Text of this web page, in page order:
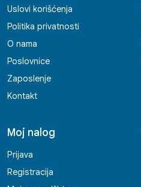
Uslovi korišćenja
Politika privatnosti
O nama
Poslovnice
Zaposlenje
Kontakt
Moj nalog
Prijava
Registracija